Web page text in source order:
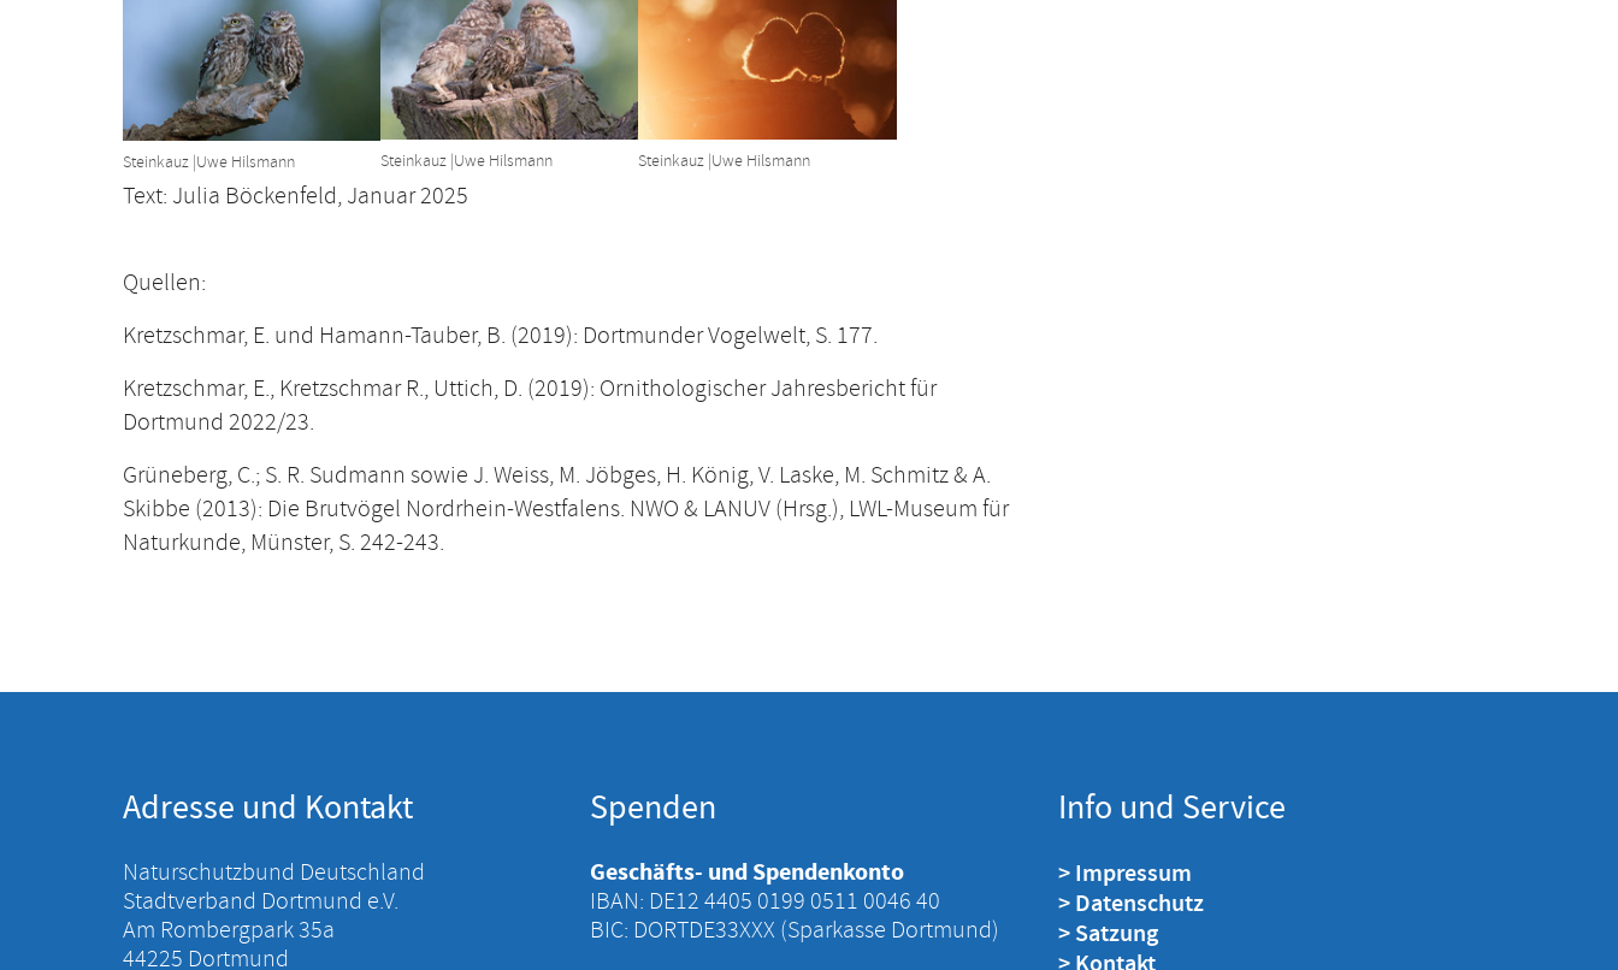
Steinkauz |Uwe Hilsmann Steinkauz |Uwe Hilsmann Steinkauz |Uwe Hilsmann
Text: Julia Böckenfeld, Januar 2025
Quellen:
Kretzschmar, E. und Hamann-Tauber, B. (2019): Dortmunder Vogelwelt, S. 177.
Kretzschmar, E., Kretzschmar R., Uttich, D. (2019): Ornithologischer Jahresbericht für
Dortmund 2022/23.
Grüneberg, C.; S. R. Sudmann sowie J. Weiss, M. Jöbges, H. König, V. Laske, M. Schmitz & A.
Skibbe (2013): Die Brutvögel Nordrhein-Westfalens. NWO & LANUV (Hrsg.), LWL-Museum für
Naturkunde, Münster, S. 242-243.
Adresse und Kontakt
Naturschutzbund Deutschland
Stadtverband Dortmund e.V.
Am Rombergpark 35a
44225 Dortmund
Spenden
Geschäfts- und Spendenkonto
IBAN: DE12 4405 ‍0199 ‍0511 ‍0046 ‍40
BIC: DORTDE33XXX (Sparkasse Dortmund)
Info und Service
> Impressum
> Datenschutz
> Satzung
> Kontakt